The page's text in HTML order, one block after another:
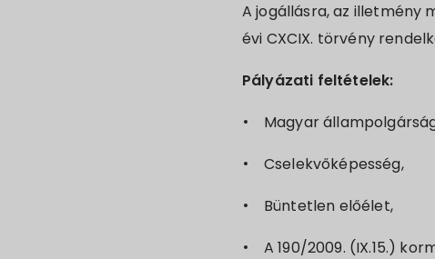
A jogállásra, az illetmény
évi CXCIX. törvény
Pályázati feltételek:
Magyar
Cselekvőképesség,
Büntetlen előélet,
A 190/2009. (IX.15.)